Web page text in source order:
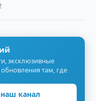
эксклюзивные
там, где
канал